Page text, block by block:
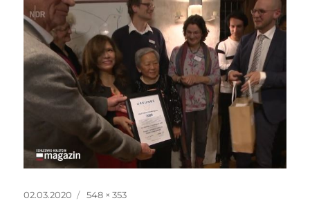
Veröffentlicht
02.03.2020 Originalgröße
548 × 353